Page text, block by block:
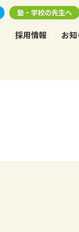
塾・学校の先生へ
採用情報 お